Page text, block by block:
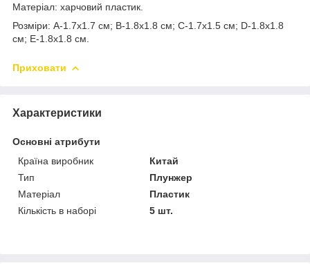
Матеріал: харчовий пластик.
Розміри: А-1.7х1.7 см; В-1.8х1.8 см; С-1.7х1.5 см; D-1.8х1.8
см; E-1.8х1.8 см.
Приховати
Характеристики
Основні атрибути
Країна виробник
Китай
Тип
Плунжер
Матеріал
Пластик
Кількість в наборі
5 шт.